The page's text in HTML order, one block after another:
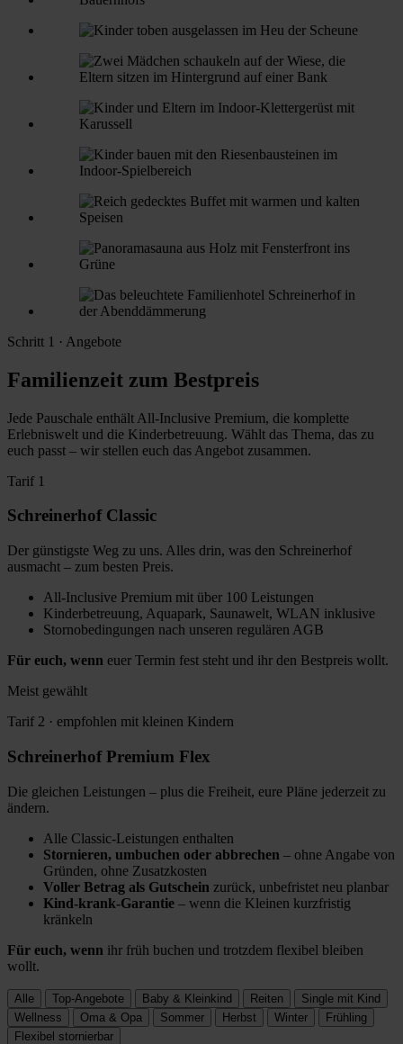
Schritt 1 · Angebote
Familienzeit zum Bestpreis
Jede Pauschale enthält All-Inclusive Premium, die komplette
Erlebniswelt und die Kinderbetreuung. Wählt das Thema, das zu
euch passt – wir stellen euch das Angebot zusammen.
Tarif 1
Schreinerhof Classic
Der günstigste Weg zu uns. Alles drin, was den Schreinerhof
ausmacht – zum besten Preis.
All-Inclusive Premium mit über 100 Leistungen
Kinderbetreuung, Aquapark, Saunawelt, WLAN inklusive
Stornobedingungen nach unseren regulären AGB
Für euch, wenn euer Termin fest steht und ihr den Bestpreis wollt.
Meist gewählt
Tarif 2 · empfohlen mit kleinen Kindern
SchreinerhofPremium Flex
Die gleichen Leistungen – plus die Freiheit, eure Pläne jederzeit zu
ändern.
Alle Classic-Leistungen enthalten
Stornieren, umbuchen oder abbrechen – ohne Angabe von
Gründen, ohne Zusatzkosten
Voller Betrag als Gutschein zurück, unbefristet neu planbar
Kind-krank-Garantie – wenn die Kleinen kurzfristig
kränkeln
Für euch, wenn ihr früh buchen und trotzdem flexibel bleiben
wollt.
Alle Top-Angebote Baby & Kleinkind Reiten
Single mit Kind
Wellness
Oma & Opa Sommer Herbst Winter
Frühling
Flexibel stornierbar